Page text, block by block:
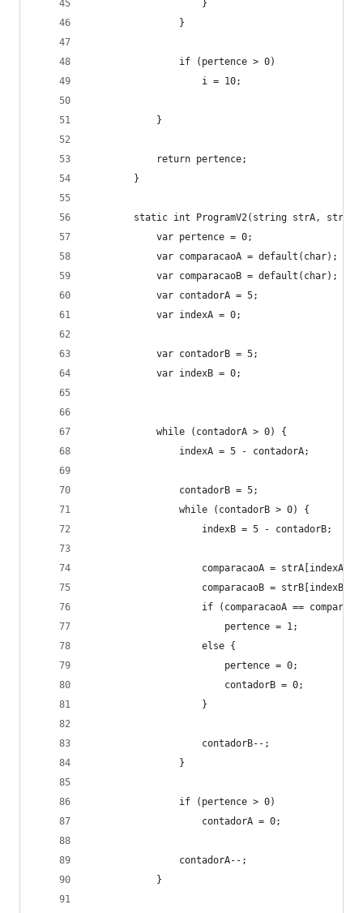
                    }
                }
                if (pertence > 0)
                    i = 10;
            }
            return pertence;
        }
static int ProgramV2(string strA,
            var pertence = 0;
            var comparacaoA = default(char);
            var comparacaoB = default(char);
            var contadorA = 5;
            var indexA = 0;
            var contadorB = 5;
            var indexB = 0;
            while (contadorA > 0) {
                indexA = 5 - contadorA;
                contadorB = 5;
                while (contadorB > 0) {
                    indexB = 5 - contadorB;
comparacaoA = strA[indexA +
                    comparacaoB = strB[indexB];
if (comparacaoA ==
                        pertence = 1;
                    else {
                        pertence = 0;
                        contadorB = 0;
                    }
                    contadorB--;
                }
                if (pertence > 0)
                    contadorA = 0;
                contadorA--;
            }